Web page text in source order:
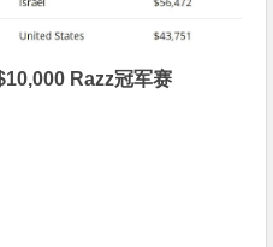
Razz冠军赛